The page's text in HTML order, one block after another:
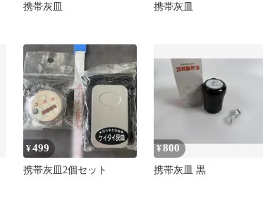
携帯灰皿 携帯灰皿
¥499
携帯灰皿2個セット
¥800
携帯灰皿 黒